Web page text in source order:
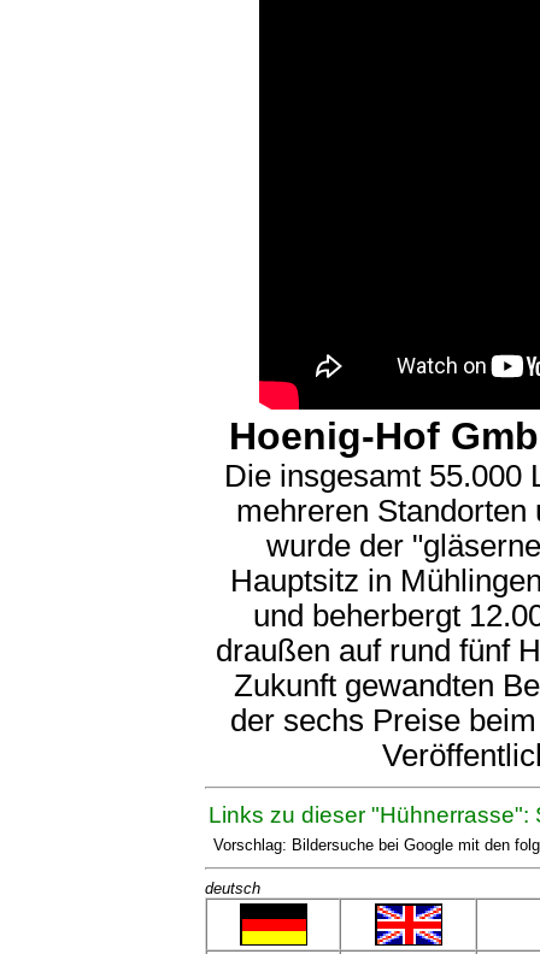
Hoenig-Hof
Die insgesamt 55.000
mehreren Standorten
wurde der
Hauptsitz in
und beherbergt
draußen auf rund fünf
Zukunft gewandten
der sechs Preise
Links zu dieser
Vorschlag: Bildersuche bei Google mit den
deutsch